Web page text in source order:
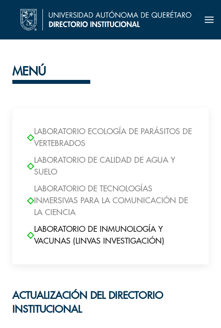
MENÚ
LABORATORIO ECOLOGÍA DE PARÁSITOS DE
VERTEBRADOS
LABORATORIO DE CALIDAD DE AGUA Y
SUELO
LABORATORIO DE TECNOLOGÍAS
INMERSIVAS PARA LA COMUNICACIÓN DE
LA CIENCIA
LABORATORIO DE INMUNOLOGÍA Y
VACUNAS (LINVAS INVESTIGACIÓN)
ACTUALIZACIÓN DEL DIRECTORIO
INSTITUCIONAL